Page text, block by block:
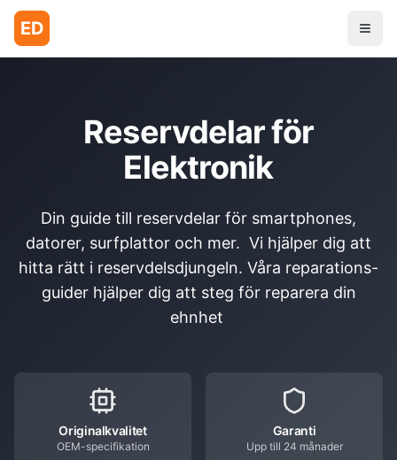
ED
Reservdelar för
Elektronik
Din guide till reservdelar för smartphones,
datorer, surfplattor och mer. Vi hjälper dig att
hitta rätt i reservdelsdjungeln. Våra reparations-
guider hjälper dig att steg för reparera din
ehnhet
Originalkvalitet
OEM-specifikation
Garanti
Upp till 24 månader